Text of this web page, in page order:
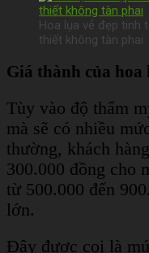
Hoa lụa vẻ đẹp tinh
thiết không tàn phai
Giá thành của hoa
Tùy vào độ thẩm
mà sẽ có nhiều
thường, khách
300.000 đồng cho
từ 500.000 đến
lớn.
Đây được coi là